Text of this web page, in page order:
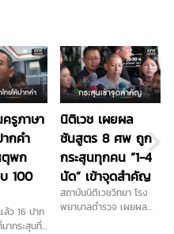
ครูภาษา
ากคำ
ตุพก
100
ว 16 ปาก
ากระสุนที่
นิติเวช เผยผล
ชันสูตร 8 ศพ ถูก
กระสุนทุกคน “1-4
นัด” เข้าจุดสำคัญ
สถาบันนิติเวชวิทยา โรง
พยาบาลตำรวจ เผยผล